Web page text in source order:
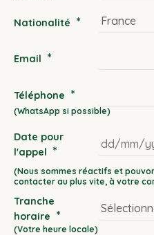
Nationalité *
Email *
Téléphone *
Date pour
l'appel *
DD
slash
MM
slash
Tranche
horaire *